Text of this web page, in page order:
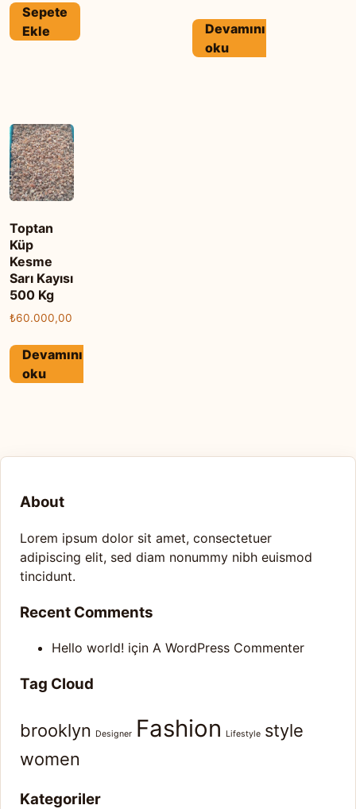
Sepete
Ekle
Devamını
oku
Toptan
Küp
Kesme
Sarı Kayısı
500 Kg
₺60.000,00
Devamını
oku
About
Lorem ipsum dolor sit amet, consectetuer
adipiscing elit, sed diam nonummy nibh euismod
tincidunt.
Recent Comments
Hello world! için A WordPress Commenter
Tag Cloud
brooklyn Designer Fashion Lifestyle style
women
Kategoriler